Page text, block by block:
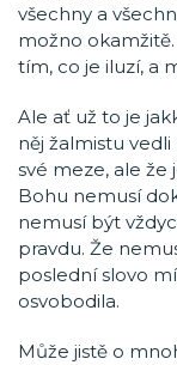
všechny a
možno
tím, co je iluzí, a
Ale ať už to je
něj žalmistu
své meze, ale že
Bohu nemusí
nemusí být
pravdu. Že
poslední slovo
osvobodila.
Může jistě o